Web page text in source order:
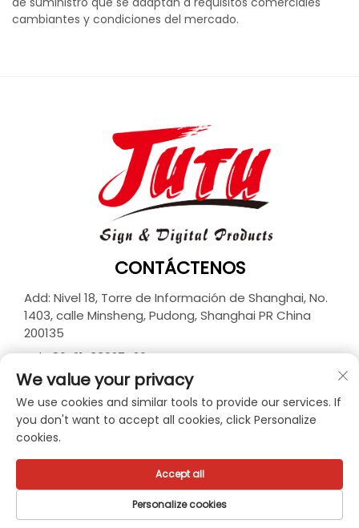
cambiantes y condiciones del mercado.
CONTÁCTENOS
Add: Nivel 18, Torre de Información de Shanghai, No.
1403, calle Minsheng, Pudong, Shanghai PR China
200135
Tel:+86-21-33927426
Correo electrónico:[email protected]
Derechos de autor © 2026 JUTU New Materials
Technology Limited. Todos los derechos reservados. -
Política de privacidad
We value your privacy
We use cookies and similar tools to provide our services. If
you don't want to accept all cookies, click Personalize
cookies.
Personalize cookies
Accept all